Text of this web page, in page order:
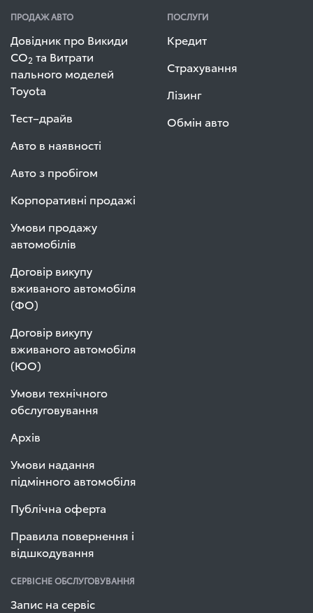
ПРОДАЖ АВТО
Довідник про Викиди
СО2 та Витрати
пального моделей
Toyota
Тест–драйв
Авто в наявності
Авто з пробігом
Корпоративні продажі
Умови продажу
автомобілів
Договір викупу
вживаного автомобіля
(ФО)
Договір викупу
вживаного автомобіля
(ЮО)
Умови технічного
обслуговування
Архів
Умови надання
підмінного автомобіля
Публічна оферта
Правила повернення і
відшкодування
ПОСЛУГИ
Кредит
Страхування
Лізинг
Обмін авто
СЕРВІСНЕ ОБСЛУГОВУВАННЯ
Запис на сервіс